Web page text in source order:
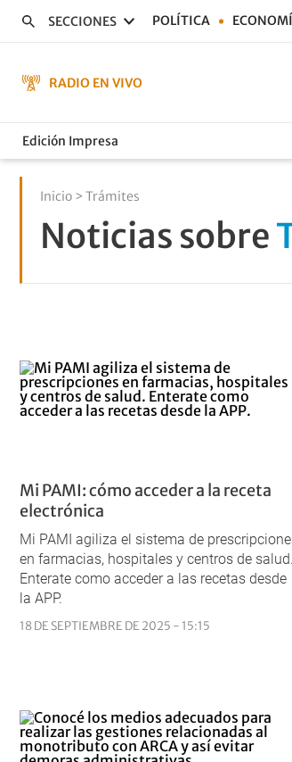
SECCIONES POLÍTICA
RADIO EN VIVO
Edición Impresa
Inicio > Trámites
Noticias sobre
Mi PAMI: cómo acceder a la receta
electrónica
Mi PAMI agiliza el sistema de
en farmacias, hospitales y centros de salud.
Enterate como acceder a las recetas desde
la APP.
18 DE SEPTIEMBRE DE 2025 - 15:15